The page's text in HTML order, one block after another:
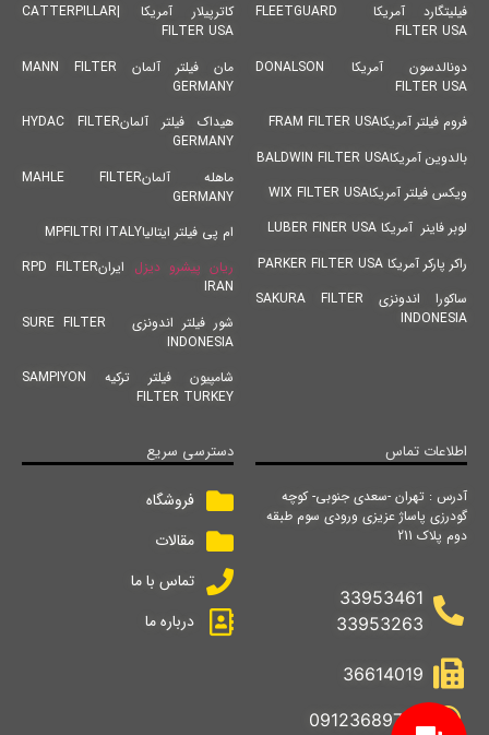
فیلیتگارد آمریکا FLEETGUARD
FILTER USA
دونالدسون آمریکا DONALSON
FILTER USA
فروم فیلتر آمریکاFRAM FILTER USA
بالدوین آمریکاBALDWIN FILTER USA
ویکس فیلتر آمریکاWIX FILTER USA
لوبر فاینر آمریکا LUBER FINER USA
راکر پارکر آمریکا PARKER FILTER USA
ساکورا اندونزی SAKURA FILTER
INDONESIA
کاترپیلار آمریکا |CATTERPILLAR
FILTER USA
مان فیلتر آلمان MANN FILTER
GERMANY
هیداک فیلتر آلمانHYDAC FILTER
GERMANY
ماهله آلمانMAHLE FILTER
GERMANY
ام پی فیلتر ایتالیاMPFILTRI ITALY
ریان پیشرو دیزل
ایرانRPD FILTER
IRAN
شور فیلتر اندونزی SURE FILTER
INDONESIA
شامپیون فیلتر ترکیه SAMPIYON
FILTER TURKEY
اطلاعات تماس
آدرس : تهران -سعدی جنوبی- کوچه
گودرزی پاساژ عزیزی ورودی سوم طبقه
دوم پلاک 211
33953461
33953263
36614019
09123689742
دسترسی سریع
فروشگاه
مقالات
تماس با ما
درباره ما